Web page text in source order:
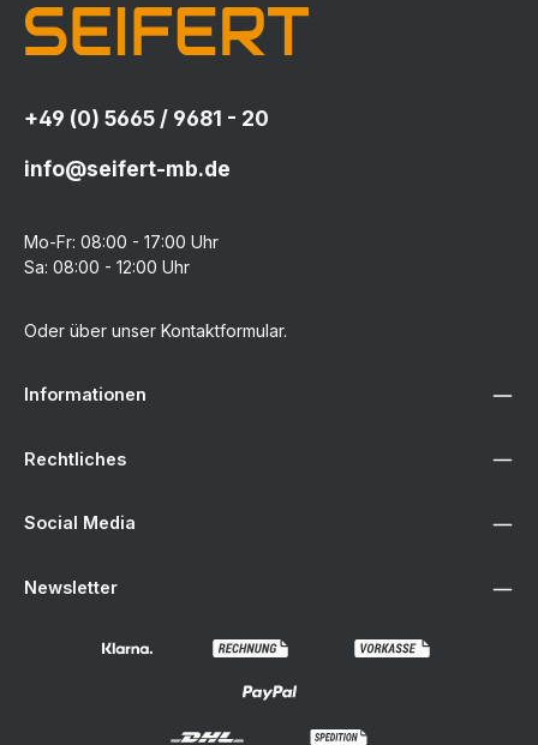
+49 (0) 5665 / 9681 - 20
info@seifert-mb.de
Mo-Fr: 08:00 - 17:00 Uhr
Sa: 08:00 - 12:00 Uhr
Oder über unser Kontaktformular.
Informationen
Rechtliches
Social Media
Newsletter